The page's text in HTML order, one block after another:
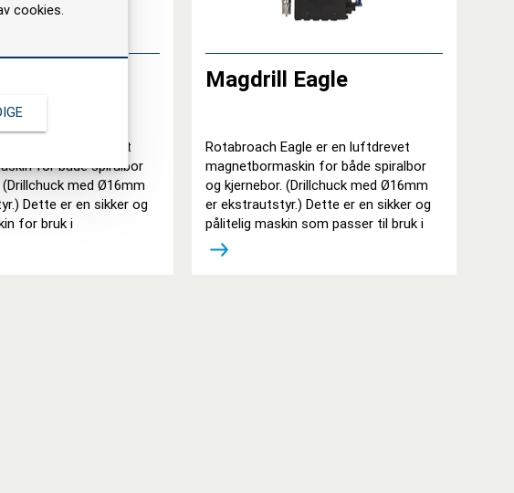
er en luftdrevet
for både spiralbor
med Ø16mm
Dette er en sikker og
for bruk i
Magdrill Eagle
Rotabroach Eagle er en luftdrevet
magnetbormaskin for både spiralbor
og kjernebor. (Drillchuck med Ø16mm
er ekstrautstyr.) Dette er en sikker og
pålitelig maskin som passer til bruk i
cookies.